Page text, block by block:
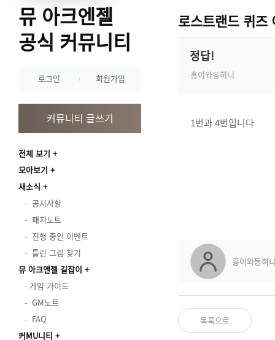
뮤 아크엔젤
공식 커뮤니티
로그인 회원가입
커뮤니티 글쓰기
전체 보기
모아보기
새소식
공지사항
패치노트
진행 중인 이벤트
틀린 그림 찾기
뮤 아크엔젤 길잡이
게임 가이드
GM노트
FAQ
커MU니티
로스트랜드 퀴즈
정답!
흥이와동혀니
1번과 4번입니다
흥이와동혀
목록으로